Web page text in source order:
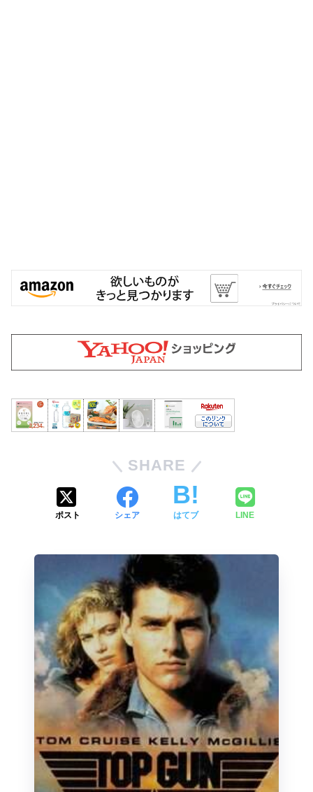
SHARE
ポスト シェア はてブ LINE